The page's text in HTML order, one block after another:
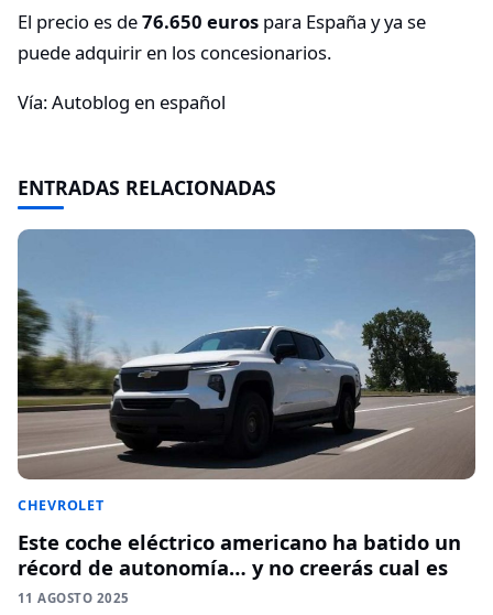
El precio es de76.650 euros para España y ya se
puede adquirir en los concesionarios.
Vía: Autoblog en español
ENTRADAS RELACIONADAS
CHEVROLET
Este coche eléctrico americano ha batido un
récord de autonomía… y no creerás cual es
11 AGOSTO 2025